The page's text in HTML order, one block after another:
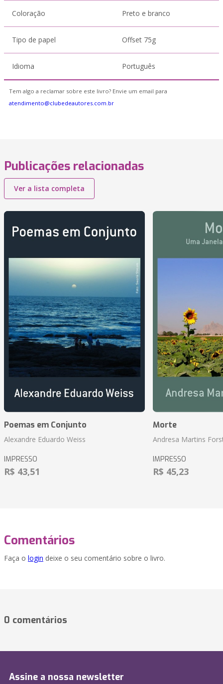
Coloração Preto e branco
Tipo de papel Offset 75g
Idioma Português
Tem algo a reclamar sobre este livro? Envie um email para
atendimento@clubedeautores.com.br
Publicações relacionadas
Ver a lista completa
Poemas em Conjunto
Alexandre Eduardo Weiss
IMPRESSO
R$ 43,51
Morte
Andresa Martins
IMPRESSO
R$ 45,23
Comentários
Faça o login deixe o seu comentário sobre o livro.
0 comentários
Assine a nossa newsletter